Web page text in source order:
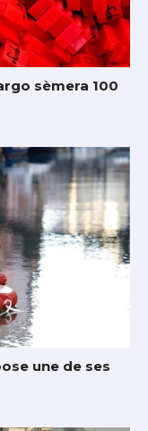
sèmera 100
une de ses